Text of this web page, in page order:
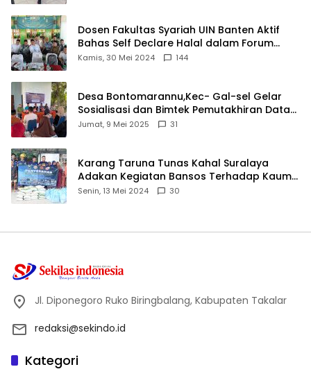
Dosen Fakultas Syariah UIN Banten Aktif
Bahas Self Declare Halal dalam Forum
Ijtima Ulama MUI
Kamis, 30 Mei 2024 144
Desa Bontomarannu,Kec- Gal-sel Gelar
Sosialisasi dan Bimtek Pemutakhiran Data
ID
Jumat, 9 Mei 2025 31
Karang Taruna Tunas Kahal Suralaya
Adakan Kegiatan Bansos Terhadap Kaum
Dhuafa dan Anak Yatim-Piatu
Senin, 13 Mei 2024 30
Jl. Diponegoro Ruko Biringbalang, Kabupaten Takalar
redaksi@sekindo.id
Kategori